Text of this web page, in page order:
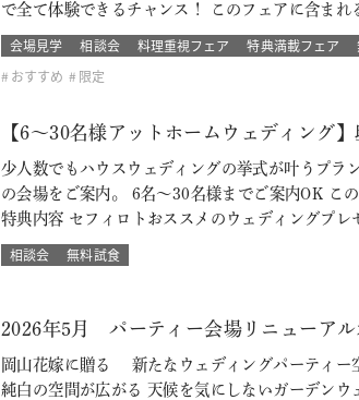
で全て体験できるチャンス！ このフェアに含ま
会場見学 相談会 料理重視フェア 特典満載フェア
おすすめ
限定
【6～30名様アットホームウェディング
少人数でもハウスウェディングの挙式が叶うプラ
の会場をご案内。 6名～30名様までご案内OK こ
特典内容 セフィロトおススメのウェディングプ
相談会 無料試食
2026年5月 パーティー会場リニューアル
岡山花嫁に贈る 新たなウェディングパーティー
純白の空間が広がる 天候を気にしないガーデン